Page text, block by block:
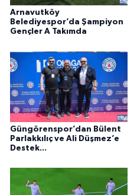
Arnavutköy
Belediyespor’da Şampiyon
Gençler A Takımda
Güngörenspor’dan Bülent
Parlakkılıç ve Ali Düşmez’e
Destek...